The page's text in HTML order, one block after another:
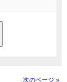
次のページ »